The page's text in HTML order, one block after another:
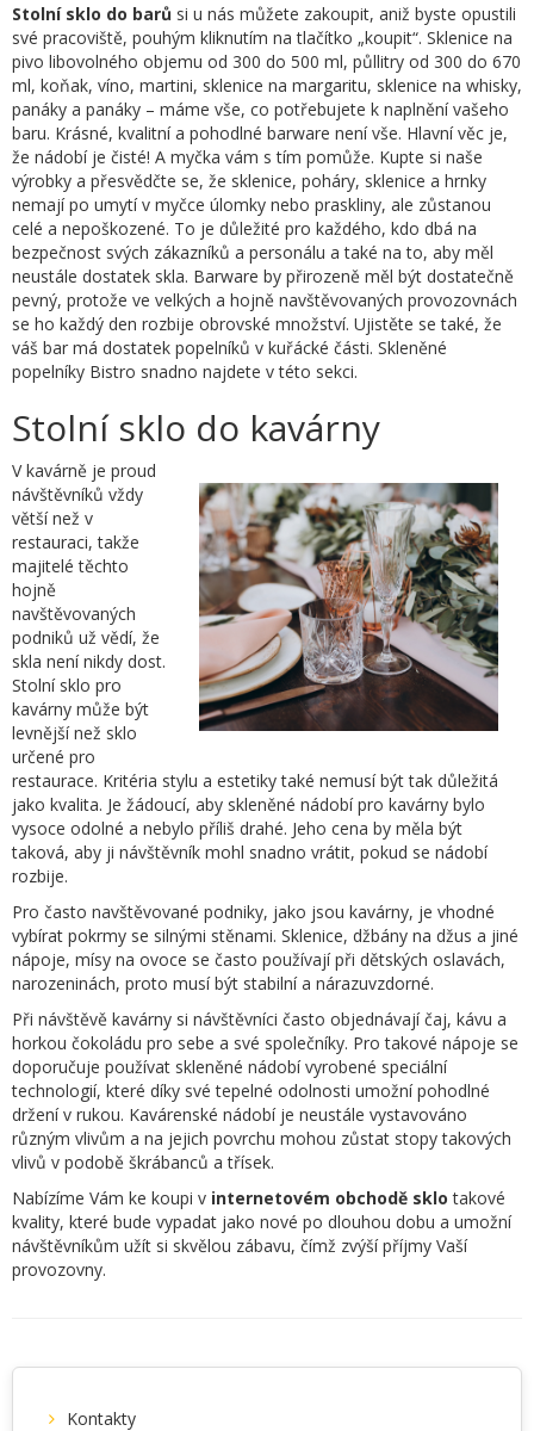
Stolní sklo do barů si u nás můžete zakoupit, aniž byste opustili
své pracoviště, pouhým kliknutím na tlačítko „koupit“. Sklenice na
pivo libovolného objemu od 300 do 500 ml, půllitry od 300 do 670
ml, koňak, víno, martini, sklenice na margaritu, sklenice na whisky,
panáky a panáky – máme vše, co potřebujete k naplnění vašeho
baru. Krásné, kvalitní a pohodlné barware není vše. Hlavní věc je,
že nádobí je čisté! A myčka vám s tím pomůže. Kupte si naše
výrobky a přesvědčte se, že sklenice, poháry, sklenice a hrnky
nemají po umytí v myčce úlomky nebo praskliny, ale zůstanou
celé a nepoškozené. To je důležité pro každého, kdo dbá na
bezpečnost svých zákazníků a personálu a také na to, aby měl
neustále dostatek skla. Barware by přirozeně měl být dostatečně
pevný, protože ve velkých a hojně navštěvovaných provozovnách
se ho každý den rozbije obrovské množství. Ujistěte se také, že
váš bar má dostatek popelníků v kuřácké části. Skleněné
popelníky Bistro snadno najdete v této sekci.
Stolní sklo do kavárny
V kavárně je proud
návštěvníků vždy
větší než v
restauraci, takže
majitelé těchto
hojně
navštěvovaných
podniků už vědí, že
skla není nikdy dost.
Stolní sklo pro
kavárny může být
levnější než sklo
určené pro
restaurace. Kritéria stylu a estetiky také nemusí být tak důležitá
jako kvalita. Je žádoucí, aby skleněné nádobí pro kavárny bylo
vysoce odolné a nebylo příliš drahé. Jeho cena by měla být
taková, aby ji návštěvník mohl snadno vrátit, pokud se nádobí
rozbije.
Pro často navštěvované podniky, jako jsou kavárny, je vhodné
vybírat pokrmy se silnými stěnami. Sklenice, džbány na džus a jiné
nápoje, mísy na ovoce se často používají při dětských oslavách,
narozeninách, proto musí být stabilní a nárazuvzdorné.
Při návštěvě kavárny si návštěvníci často objednávají čaj, kávu a
horkou čokoládu pro sebe a své společníky. Pro takové nápoje se
doporučuje používat skleněné nádobí vyrobené speciální
technologií, které díky své tepelné odolnosti umožní pohodlné
držení v rukou. Kavárenské nádobí je neustále vystavováno
různým vlivům a na jejich povrchu mohou zůstat stopy takových
vlivů v podobě škrábanců a třísek.
Nabízíme Vám ke koupi v internetovém obchodě sklo takové
kvality, které bude vypadat jako nové po dlouhou dobu a umožní
návštěvníkům užít si skvělou zábavu, čímž zvýší příjmy Vaší
provozovny.
Kontakty